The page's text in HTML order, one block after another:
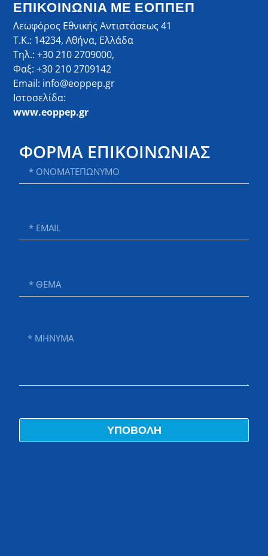
ΕΠΙΚΟΙΝΩΝΙΑ ΜΕ ΕΟΠΠΕΠ
Λεωφόρος Εθνικής Αντιστάσεως 41
Τ.Κ.: 14234, Αθήνα, Ελλάδα
Τηλ.: +30 210 2709000,
Φαξ: +30 210 2709142
Email: info@eoppep.gr
Ιστοσελίδα:
www.eoppep.gr
ΦΟΡΜΑ ΕΠΙΚΟΙΝΩΝΙΑΣ
ΥΠΟΒΟΛΗ